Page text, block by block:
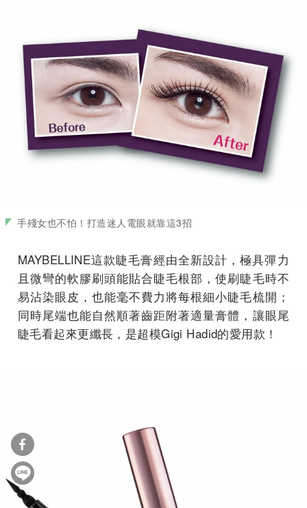
手殘女也不怕！打造迷人電眼就靠這3招
MAYBELLINE這款睫毛膏經由全新設計，極具彈力
且微彎的軟膠刷頭能貼合睫毛根部，使刷睫毛時不
易沾染眼皮，也能毫不費力將每根細小睫毛梳開；
同時尾端也能自然順著齒距附著適量膏體，讓眼尾
睫毛看起來更纖長，是超模Gigi Hadid的愛用款！